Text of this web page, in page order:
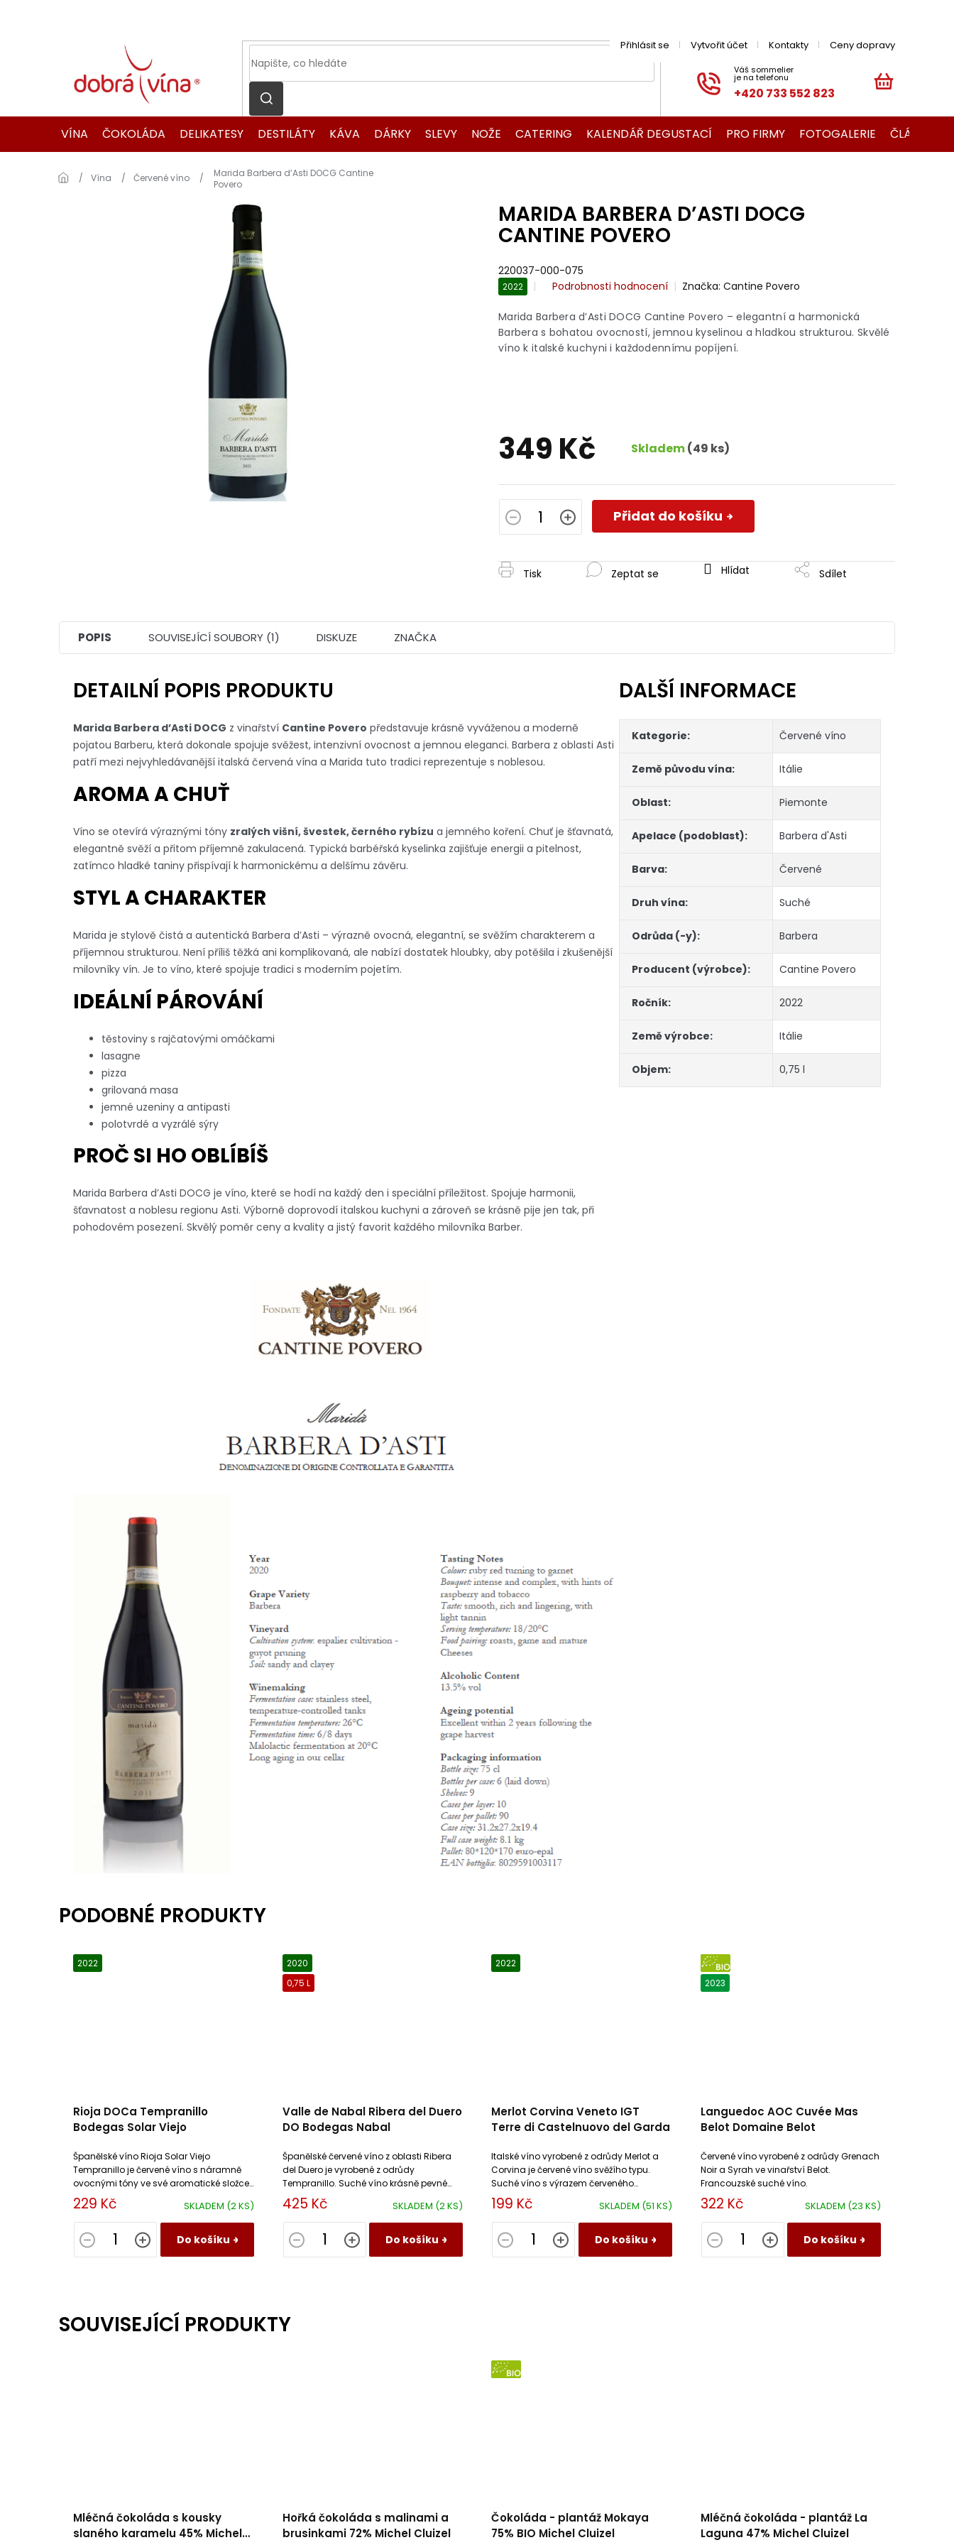
+420 733 552 823
Přihlásit se Vytvořit účet Kontakty Ceny dopravy
KOŠÍK
VÍNA
ČOKOLÁDA DELIKATESY DESTILÁTY KÁVA DÁRKY SLEVY NOŽE CATERING KALENDÁŘ DEGUSTACÍ PRO FIRMY FOTOGALERIE ČLÁNKY O
Domů
Vína Červené víno
Marida Barbera d’Asti DOCG Cantine
Povero
MARIDA BARBERA D’ASTI DOCG
CANTINE POVERO
220037-000-075
2022
Průměrné
produktu
0,0
z
Podrobnosti hodnocení Značka: Cantine Povero
Marida Barbera d’Asti DOCG Cantine Povero – elegantní a harmonická
Barbera s bohatou ovocností, jemnou kyselinou a hladkou strukturou. Skvělé
víno k italské kuchyni i každodennímu popíjení.
349 Kč Skladem(49 ks)
Měrná
cena:
Přidat do košíku
Tisk Zeptat se Hlídat Sdílet
POPIS SOUVISEJÍCÍ SOUBORY (1) DISKUZE ZNAČKA
DETAILNÍ POPIS PRODUKTU
Marida Barbera d’Asti DOCG z vinařství Cantine Povero představuje krásně vyváženou a moderně
pojatou Barberu, která dokonale spojuje svěžest, intenzivní ovocnost a jemnou eleganci. Barbera z oblasti Asti
patří mezi nejvyhledávanější italská červená vína a Marida tuto tradici reprezentuje s noblesou.
AROMA A CHUŤ
Víno se otevírá výraznými tóny zralých višní, švestek, černého rybízu a jemného koření. Chuť je šťavnatá,
elegantně svěží a přitom příjemně zakulacená. Typická barbéřská kyselinka zajišťuje energii a pitelnost,
zatímco hladké taniny přispívají k harmonickému a delšímu závěru.
STYL A CHARAKTER
Marida je stylově čistá a autentická Barbera d’Asti – výrazně ovocná, elegantní, se svěžím charakterem a
příjemnou strukturou. Není příliš těžká ani komplikovaná, ale nabízí dostatek hloubky, aby potěšila i zkušenější
milovníky vín. Je to víno, které spojuje tradici s moderním pojetím.
IDEÁLNÍ PÁROVÁNÍ
těstoviny s rajčatovými omáčkami
lasagne
pizza
grilovaná masa
jemné uzeniny a antipasti
polotvrdé a vyzrálé sýry
PROČ SI HO OBLÍBÍŠ
Marida Barbera d’Asti DOCG je víno, které se hodí na každý den i speciální příležitost. Spojuje harmonii,
šťavnatost a noblesu regionu Asti. Výborně doprovodí italskou kuchyni a zároveň se krásně pije jen tak, při
pohodovém posezení. Skvělý poměr ceny a kvality a jistý favorit každého milovníka Barber.
DALŠÍ INFORMACE
Kategorie: Červené víno
Země původu vína: Itálie
Oblast: Piemonte
Apelace (podoblast): Barbera d'Asti
Barva: Červené
Druh vína: Suché
Odrůda (-y): Barbera
Producent (výrobce): Cantine Povero
Ročník: 2022
Země výrobce: Itálie
Objem: 0,75 l
2022
Rioja DOCa Tempranillo
Bodegas Solar Viejo
SKLADEM (2 KS)
229 Kč
Do košíku
Španělské víno Rioja Solar Viejo
Tempranillo je červené víno s náramně
ovocnými tóny ve své aromatické složce.
Toto suché víno je příjemně živé a
dynamické.
2020
0,75 L
Valle de Nabal Ribera del Duero
DO Bodegas Nabal
SKLADEM (2 KS)
425 Kč
Do košíku
Španělské červené víno z oblasti Ribera
del Duero je vyrobené z odrůdy
Tempranillo. Suché víno krásně pevné
textury.
2022
Merlot Corvina Veneto IGT
Terre di Castelnuovo del Garda
SKLADEM (51 KS)
199 Kč
Do košíku
Italské víno vyrobené z odrůdy Merlot a
Corvina je červené víno svěžího typu.
Suché víno s výrazem červeného
bobulovitého ovoce a zeleného pepře.
BIO
2023
Languedoc AOC Cuvée Mas
Belot Domaine Belot
SKLADEM (23 KS)
322 Kč
Do košíku
Červené víno vyrobené z odrůdy Grenach
Noir a Syrah ve vinařství Belot.
Francouzské suché víno.
SOUVISEJÍCÍ PRODUKTY
Mléčná čokoláda s kousky
slaného karamelu 45% Michel
Hořká čokoláda s malinami a
brusinkami 72% Michel Cluizel
Čokoláda - plantáž Mokaya
75% BIO Michel Cluizel
Mléčná čokoláda - plantáž La
Laguna 47% Michel Cluizel